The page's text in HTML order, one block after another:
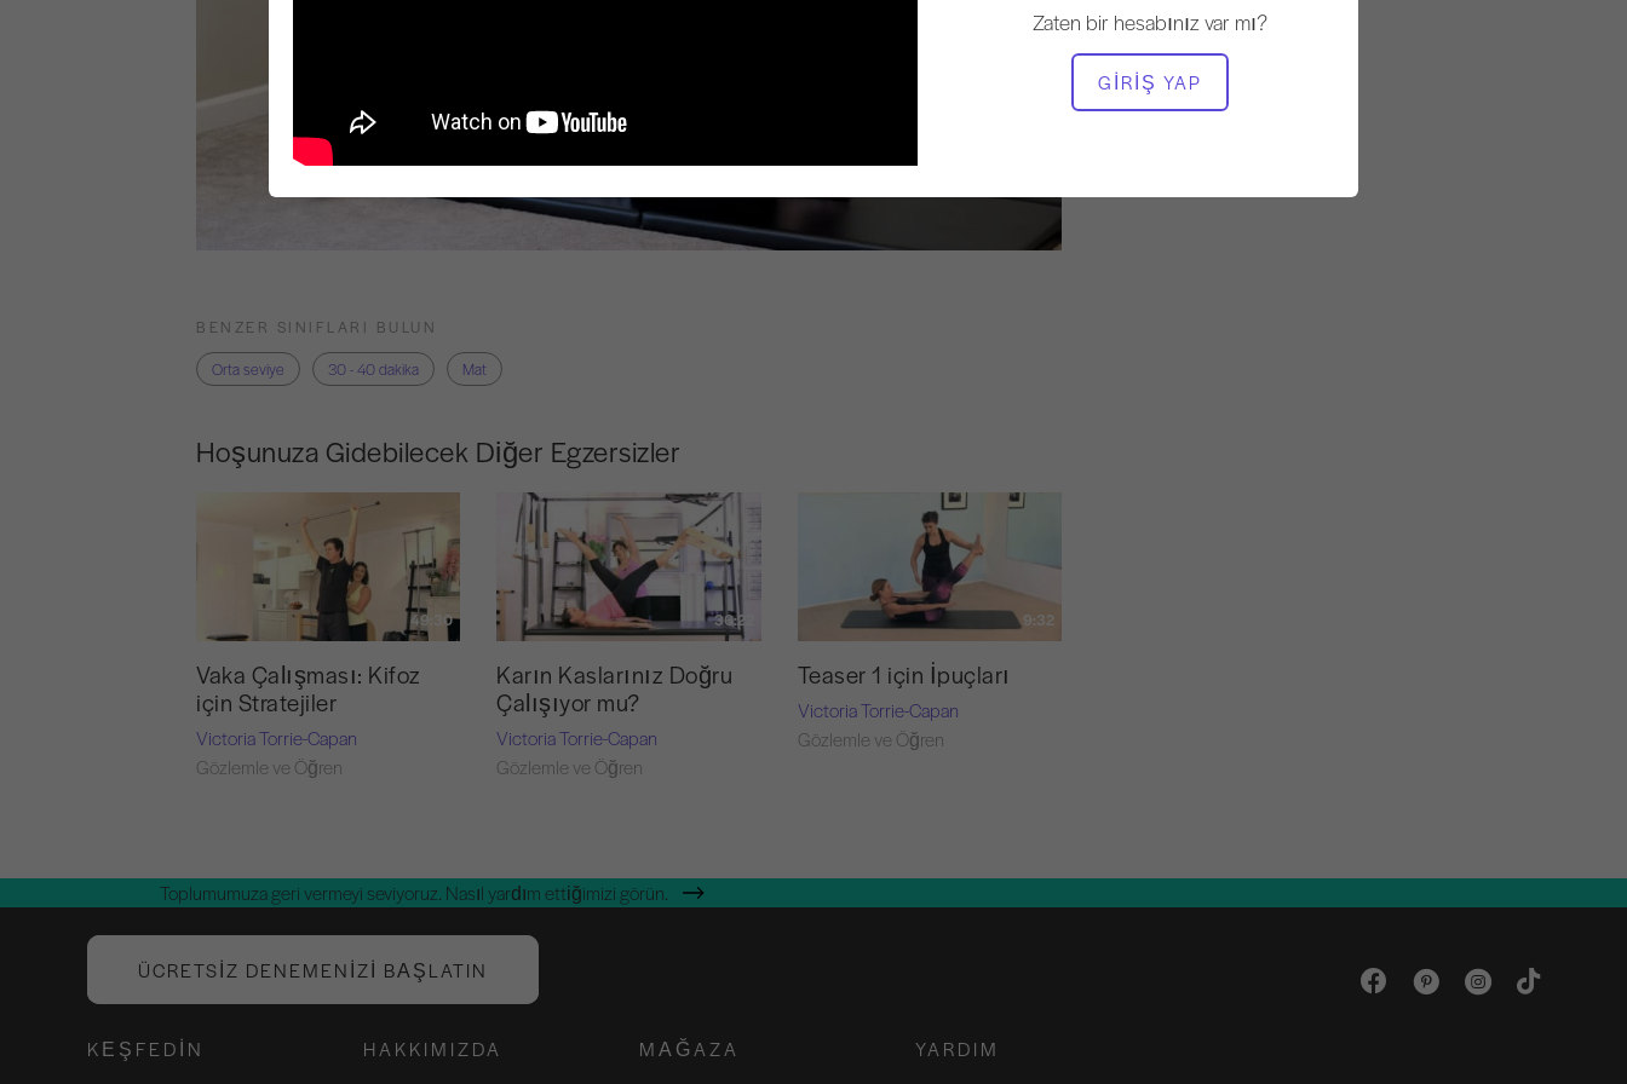
Zaten bir hesabınız var mı?
GIRIŞ YAP
GEREKLI EKIPMAN
Mat
BENZER SINIFLARI BULUN
Orta seviye
30 - 40 dakika Mat
Hoşunuza Gidebilecek Diğer Egzersizler
49:30
Vaka Çalışması: Kifoz
için Stratejiler
Victoria Torrie-Capan
Gözlemle ve Öğren
36:22
Karın Kaslarınız Doğru
Çalışıyor mu?
Victoria Torrie-Capan
Gözlemle ve Öğren
9:32
Teaser 1 için İpuçları
Victoria Torrie-Capan
Gözlemle ve Öğren
Toplumumuza geri vermeyi seviyoruz. Nasıl yardım ettiğimizi görün.
ÜCRETSIZ DENEMENIZI BAŞLATIN
KEŞFEDIN HAKKIMIZDA MAĞAZA YARDIM